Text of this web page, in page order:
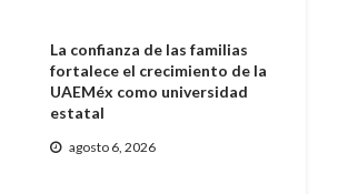
La confianza de las familias
fortalece el crecimiento de la
UAEMéx como universidad
estatal
agosto 6, 2026